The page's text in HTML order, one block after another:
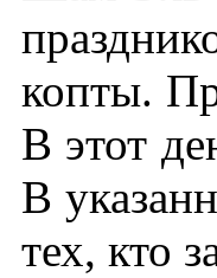
копты.
В этот
В
тех, кто